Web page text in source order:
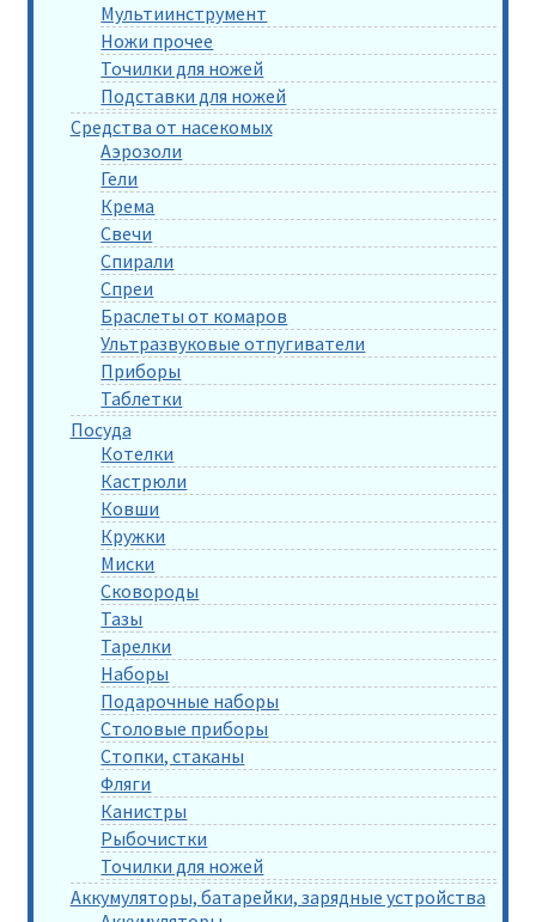
Мультиинструмент
Ножи прочее
Точилки для ножей
Подставки для ножей
Средства от насекомых
Аэрозоли
Гели
Крема
Свечи
Спирали
Спреи
Браслеты от комаров
Ультразвуковые отпугиватели
Приборы
Таблетки
Посуда
Котелки
Кастрюли
Ковши
Кружки
Миски
Сковороды
Тазы
Тарелки
Наборы
Подарочные наборы
Столовые приборы
Стопки, стаканы
Фляги
Канистры
Рыбочистки
Точилки для ножей
Аккумуляторы, батарейки, зарядные устройства